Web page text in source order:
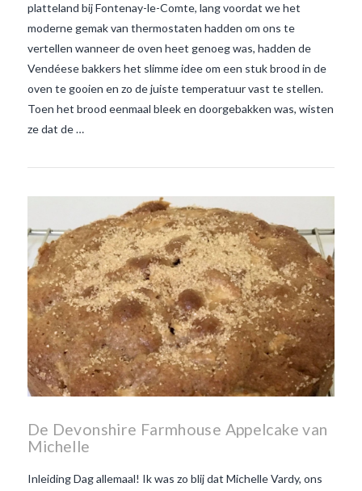
VIEW POST
platteland bij Fontenay-le-Comte, lang voordat we het
moderne gemak van thermostaten hadden om ons te
vertellen wanneer de oven heet genoeg was, hadden de
Vendéese bakkers het slimme idee om een stuk brood in de
oven te gooien en zo de juiste temperatuur vast te stellen.
Toen het brood eenmaal bleek en doorgebakken was, wisten
ze dat de …
De Devonshire Farmhouse Appelcake van
Michelle
Inleiding Dag allemaal! Ik was zo blij dat Michelle Vardy, ons